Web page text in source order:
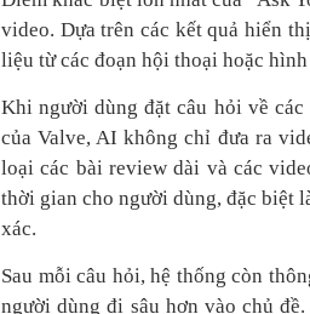
video. Dựa trên các kết quả hiển
liệu từ các đoạn hội thoại hoặc
Khi người dùng đặt câu hỏi về
của Valve, AI không chỉ đưa ra
loại các bài review dài và các
thời gian cho người dùng, đặc biệt
xác.
Sau mỗi câu hỏi, hệ thống còn
người dùng đi sâu hơn vào chủ